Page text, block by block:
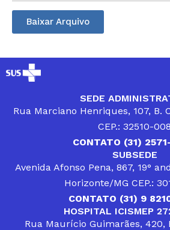
Baixar Arquivo
SEDE
Rua Marciano Henriques, 107, B.
CEP.: 32510-008
CONTATO (31)
SUBSEDE
Avenida Afonso Pena, 867, 19°
Horizonte/MG CEP.:
CONTATO (31) 9
HOSPITAL ICISMEP
Rua Maurício Guimarães, 420,